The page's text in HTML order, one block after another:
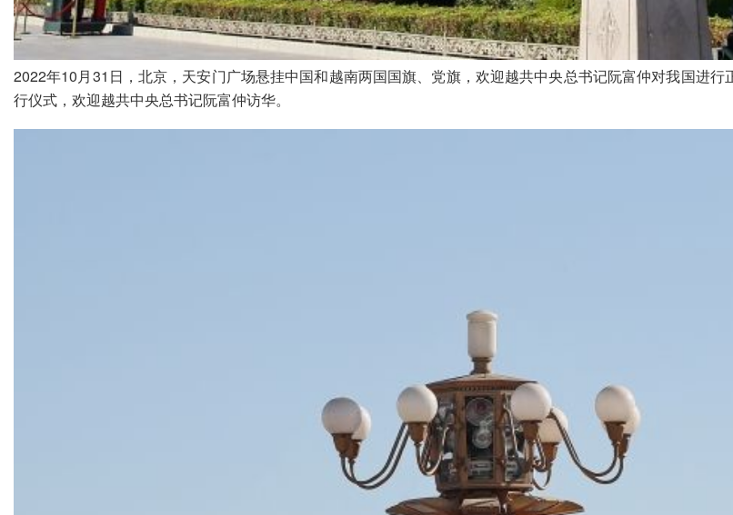
2022年10月31日，北京，天安门广场悬挂中国和越南两国国旗、党旗，欢迎越共中央总书记阮富仲对我国进
行仪式，欢迎越共中央总书记阮富仲访华。